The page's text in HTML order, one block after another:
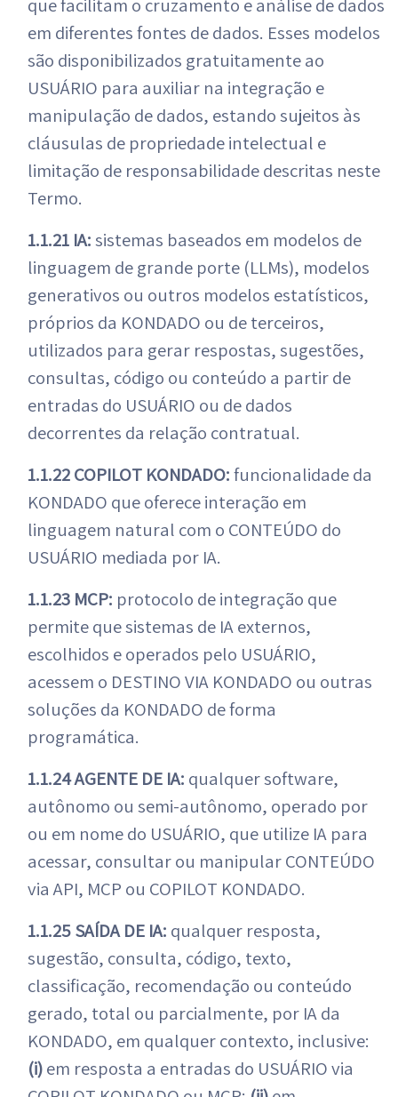
em diferentes fontes de dados. Esses modelos
são disponibilizados gratuitamente ao
USUÁRIO para auxiliar na integração e
manipulação de dados, estando sujeitos às
cláusulas de propriedade intelectual e
limitação de responsabilidade descritas neste
Termo.
1.1.21 IA:sistemas baseados em modelos de
linguagem de grande porte (LLMs), modelos
generativos ou outros modelos estatísticos,
próprios da KONDADO ou de terceiros,
utilizados para gerar respostas, sugestões,
consultas, código ou conteúdo a partir de
entradas do USUÁRIO ou de dados
decorrentes da relação contratual.
1.1.22 COPILOT KONDADO:funcionalidade da
KONDADO que oferece interação em
linguagem natural com o CONTEÚDO do
USUÁRIO mediada por IA.
1.1.23 MCP: protocolo de integração que
permite que sistemas de IA externos,
escolhidos e operados pelo USUÁRIO,
acessem o DESTINO VIA KONDADO ou outras
soluções da KONDADO de forma
programática.
1.1.24 AGENTE DE IA: qualquer software,
autônomo ou semi-autônomo, operado por
ou em nome do USUÁRIO, que utilize IA para
acessar, consultar ou manipular CONTEÚDO
via API, MCP ou COPILOT KONDADO.
1.1.25 SAÍDA DE IA: qualquer resposta,
sugestão, consulta, código, texto,
classificação, recomendação ou conteúdo
gerado, total ou parcialmente, por IA da
KONDADO, em qualquer contexto, inclusive:
(i)em resposta a entradas do USUÁRIO via